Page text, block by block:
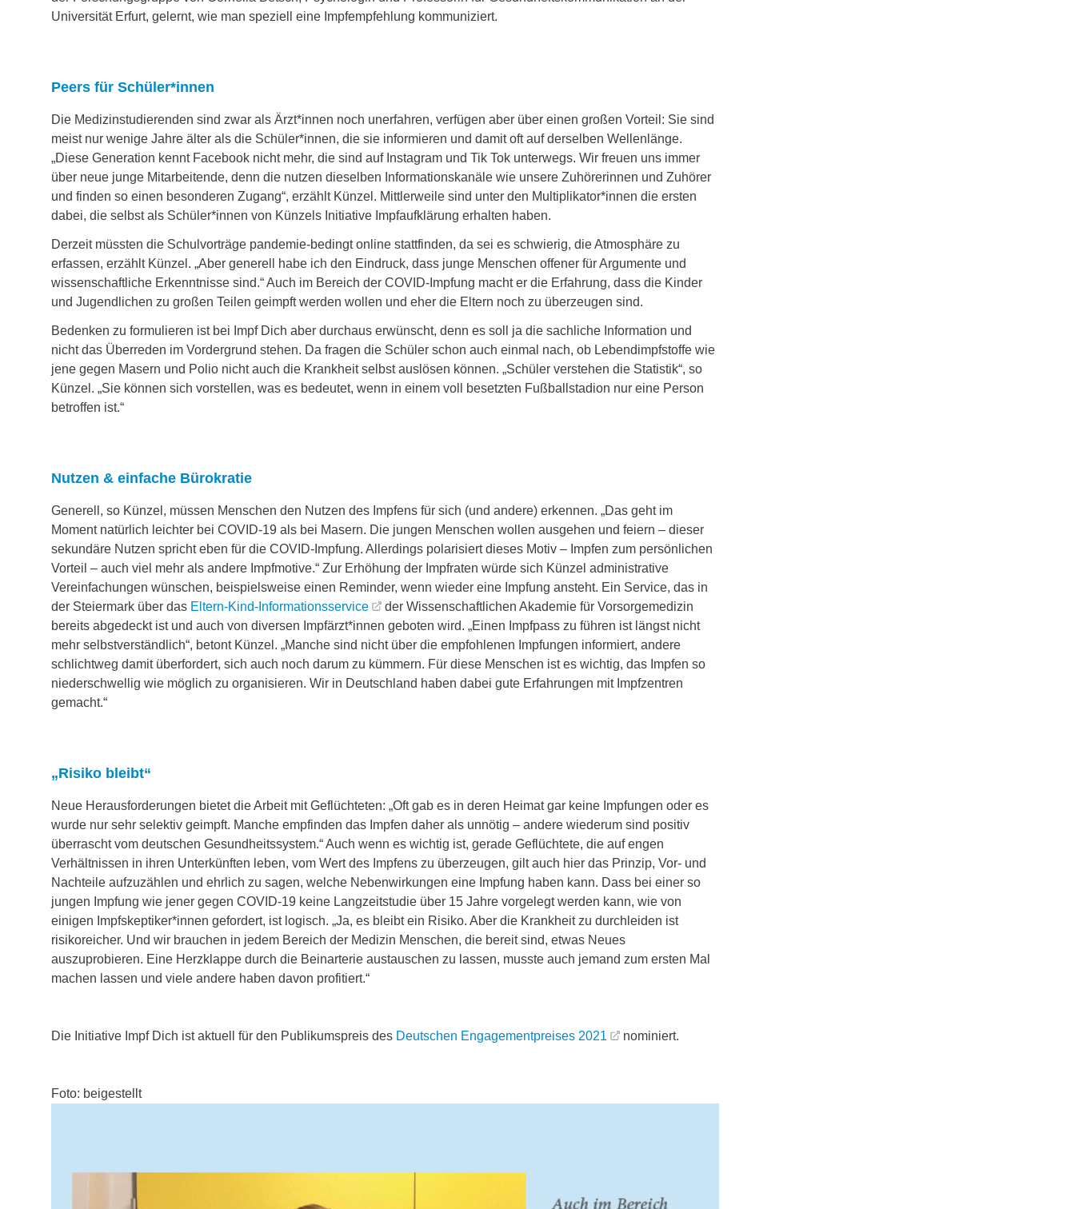
Universität Erfurt, gelernt, wie man speziell eine Impfempfehlung kommuniziert.
Peers für Schüler*innen
Die Medizinstudierenden sind zwar als Ärzt*innen noch unerfahren, verfügen aber über einen großen Vorteil: Sie sind
meist nur wenige Jahre älter als die Schüler*innen, die sie informieren und damit oft auf derselben Wellenlänge.
„Diese Generation kennt Facebook nicht mehr, die sind auf Instagram und Tik Tok unterwegs. Wir freuen uns immer
über neue junge Mitarbeitende, denn die nutzen dieselben Informationskanäle wie unsere Zuhörerinnen und Zuhörer
und finden so einen besonderen Zugang“, erzählt Künzel. Mittlerweile sind unter den Multiplikator*innen die ersten
dabei, die selbst als Schüler*innen von Künzels Initiative Impfaufklärung erhalten haben.
Derzeit müssten die Schulvorträge pandemie-bedingt online stattfinden, da sei es schwierig, die Atmosphäre zu
erfassen, erzählt Künzel. „Aber generell habe ich den Eindruck, dass junge Menschen offener für Argumente und
wissenschaftliche Erkenntnisse sind.“ Auch im Bereich der COVID-Impfung macht er die Erfahrung, dass die Kinder
und Jugendlichen zu großen Teilen geimpft werden wollen und eher die Eltern noch zu überzeugen sind.
Bedenken zu formulieren ist bei Impf Dich aber durchaus erwünscht, denn es soll ja die sachliche Information und
nicht das Überreden im Vordergrund stehen. Da fragen die Schüler schon auch einmal nach, ob Lebendimpfstoffe wie
jene gegen Masern und Polio nicht auch die Krankheit selbst auslösen können. „Schüler verstehen die Statistik“, so
Künzel. „Sie können sich vorstellen, was es bedeutet, wenn in einem voll besetzten Fußballstadion nur eine Person
betroffen ist.“
Nutzen & einfache Bürokratie
Generell, so Künzel, müssen Menschen den Nutzen des Impfens für sich (und andere) erkennen. „Das geht im
Moment natürlich leichter bei COVID-19 als bei Masern. Die jungen Menschen wollen ausgehen und feiern – dieser
sekundäre Nutzen spricht eben für die COVID-Impfung. Allerdings polarisiert dieses Motiv – Impfen zum persönlichen
Vorteil – auch viel mehr als andere Impfmotive.“ Zur Erhöhung der Impfraten würde sich Künzel administrative
Vereinfachungen wünschen, beispielsweise einen Reminder, wenn wieder eine Impfung ansteht. Ein Service, das in
der Steiermark über das Eltern-Kind-Informationsservice
der Wissenschaftlichen Akademie für Vorsorgemedizin
bereits abgedeckt ist und auch von diversen Impfärzt*innen geboten wird. „Einen Impfpass zu führen ist längst nicht
mehr selbstverständlich“, betont Künzel. „Manche sind nicht über die empfohlenen Impfungen informiert, andere
schlichtweg damit überfordert, sich auch noch darum zu kümmern. Für diese Menschen ist es wichtig, das Impfen so
niederschwellig wie möglich zu organisieren. Wir in Deutschland haben dabei gute Erfahrungen mit Impfzentren
gemacht.“
„Risiko bleibt“
Neue Herausforderungen bietet die Arbeit mit Geflüchteten: „Oft gab es in deren Heimat gar keine Impfungen oder es
wurde nur sehr selektiv geimpft. Manche empfinden das Impfen daher als unnötig – andere wiederum sind positiv
überrascht vom deutschen Gesundheitssystem.“ Auch wenn es wichtig ist, gerade Geflüchtete, die auf engen
Verhältnissen in ihren Unterkünften leben, vom Wert des Impfens zu überzeugen, gilt auch hier das Prinzip, Vor- und
Nachteile aufzuzählen und ehrlich zu sagen, welche Nebenwirkungen eine Impfung haben kann. Dass bei einer so
jungen Impfung wie jener gegen COVID-19 keine Langzeitstudie über 15 Jahre vorgelegt werden kann, wie von
einigen Impfskeptiker*innen gefordert, ist logisch. „Ja, es bleibt ein Risiko. Aber die Krankheit zu durchleiden ist
risikoreicher. Und wir brauchen in jedem Bereich der Medizin Menschen, die bereit sind, etwas Neues
auszuprobieren. Eine Herzklappe durch die Beinarterie austauschen zu lassen, musste auch jemand zum ersten Mal
machen lassen und viele andere haben davon profitiert.“
Die Initiative Impf Dich ist aktuell für den Publikumspreis des Deutschen Engagementpreises 2021 nominiert.
Foto: beigestellt